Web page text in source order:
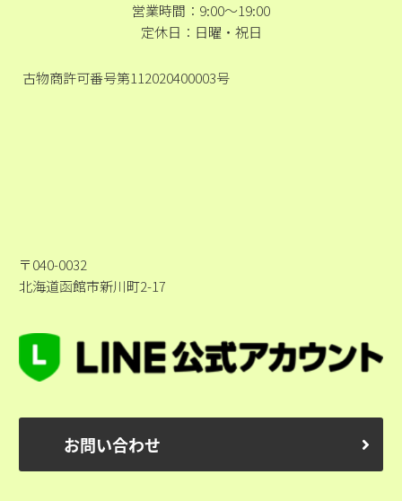
営業時間：9:00～19:00
定休日：日曜・祝日
古物商許可番号第112020400003号
〒040-0032
北海道函館市新川町2-17
お問い合わせ